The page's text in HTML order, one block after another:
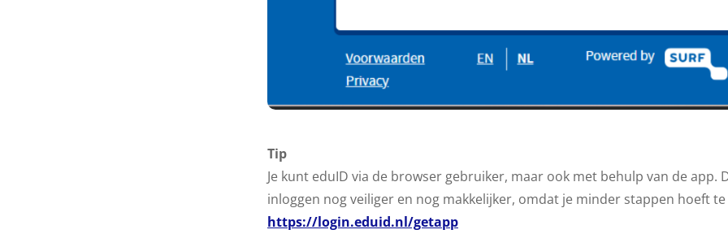
Tip
Je kunt eduID via de browser gebruiker, maar ook met behulp van de app.
inloggen nog veiliger en nog makkelijker, omdat je minder stappen hoeft
https://login.eduid.nl/getapp